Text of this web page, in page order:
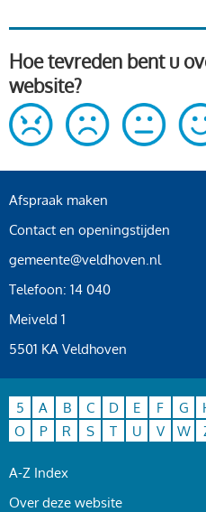
Hoe tevreden bent u
website?
Afspraak maken
Contact en openingstijden
gemeente@veldhoven.nl
Telefoon: 14 040
Meiveld 1
5501 KA Veldhoven
5 A B C D E F G
O
P R S T U V W
A-Z Index
Over deze website